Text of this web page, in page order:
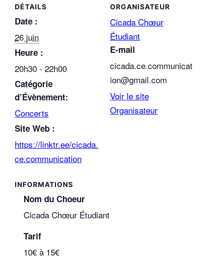
DÉTAILS
Date :
26 juin
Heure :
20h30 - 22h00
Catégorie
d’Évènement:
Concerts
Site Web :
https://linktr.ee/cicada.
ce.communication
ORGANISATEUR
Cicada Chœur
Étudiant
E-mail
cicada.ce.communicat
ion@gmail.com
Voir le site
Organisateur
Nom du Choeur
Cicada Chœur Étudiant
Tarif
10€ à 15€